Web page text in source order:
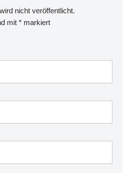
nicht veröffentlicht.
mit * markiert